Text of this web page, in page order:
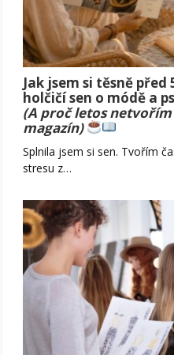
Jak jsem si těsně
holčičí sen o módě a
(A proč letos
magazín)
Splnila jsem si sen. Tvořím
stresu z…